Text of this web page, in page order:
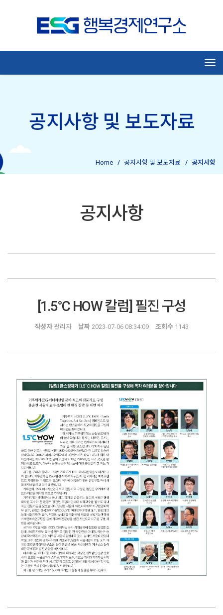
공지사항 및 보도자료
공지사항
Home 공지사항 및 보도자료 공지사항
[1.5°C HOW 칼럼] 필진 구성
작성자관리자 날짜 2023-07-06 08:34:09 조회수 1143